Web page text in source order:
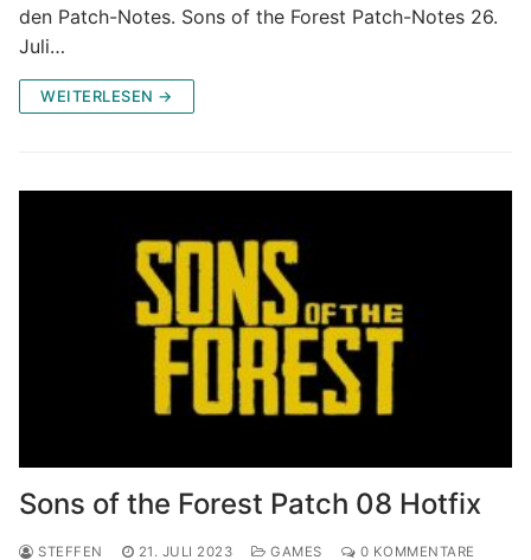
den Patch-Notes. Sons of the Forest Patch-Notes 26.
Juli…
WEITERLESEN →
Sons of the Forest Patch 08 Hotfix
STEFFEN 21. JULI 2023 GAMES 0 KOMMENTARE